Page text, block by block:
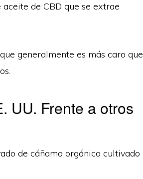
de CBD que se extrae
generalmente es más caro que
UU. Frente a otros
de cáñamo orgánico cultivado